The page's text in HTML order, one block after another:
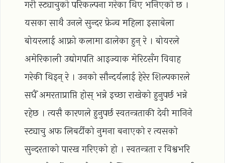
गरी स्ट्याचुको परिकल्पना गरेका थिए भनिएको छ ।
यसका साथै उनले सुन्दर फ्रेन्च महिला इसाबेला
बोयरलाई आफ्नो कलामा ढालेका हुन् रे । बोयरले
अमेरिकाली उद्योगपति आइज्याक मेरिटसँग विवाह
गरेकी थिइन् रे । उनको सौन्दर्यलाई हेरेर शिल्पकारले
सधैँ अमरताप्राप्ति होस् भन्ने इच्छा राखेको हुनुपर्छ भन्ने
रहेछ । त्यसै कारणले हुनुपर्छ स्वतन्त्रताकी देवी मानिने
स्ट्याचु अफ लिबर्टीको नुमना बनाएको र त्यसको
सुन्दरताको पारख गरिएको हो । स्वतन्त्रता र विश्वभरि